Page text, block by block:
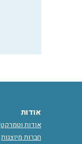
אודות
אודות וטמרקט
חברות מיוצגות